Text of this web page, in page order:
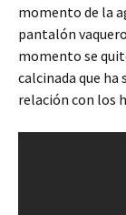
momento de la
pantalón
momento se
calcinada que ha
relación con los